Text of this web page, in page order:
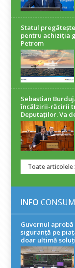
Statul
pentru achiziția
Petrom
Sebastian
încălzirii-răcirii
Deputaților. Va
Toate articolele
INFO
Guvernul
siguranță pe
doar ultimă